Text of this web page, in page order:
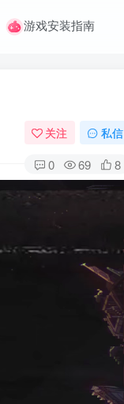
游戏安装指南
关注 私信
0 69 8